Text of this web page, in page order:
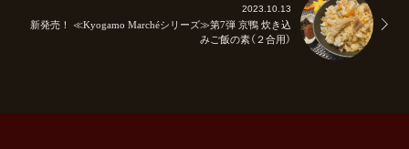
2023.10.13
新発売！ ≪Kyogamo Marchéシリーズ≫第7弾 京鴨 炊き込
みご飯の素（２合用）